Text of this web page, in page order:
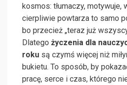
kosmos: tłumaczy,
cierpliwie powtarza to samo
bo przecież „teraz już
Dlatego życzenia dla
roku są czymś więcej niż
bukietu. To sposób, by
pracę, serce i czas, którego